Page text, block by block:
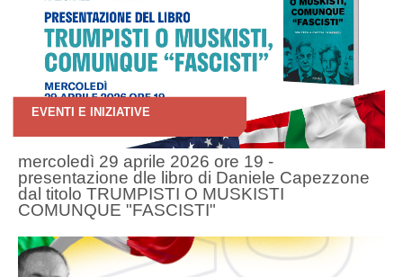
EVENTI E INIZIATIVE
mercoledì 29 aprile 2026 ore 19 -
presentazione dle libro di Daniele Capezzone
dal titolo TRUMPISTI O MUSKISTI
COMUNQUE "FASCISTI"